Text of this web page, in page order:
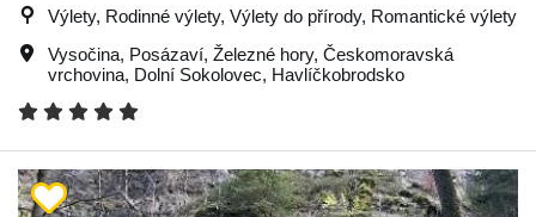
Výlety, Rodinné výlety, Výlety do přírody, Romantické výlety
Vysočina, Posázaví, Železné hory, Českomoravská
vrchovina, Dolní Sokolovec, Havlíčkobrodsko